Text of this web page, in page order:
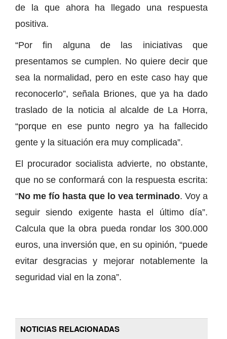
de la que ahora ha llegado una respuesta
positiva.
“Por fin alguna de las iniciativas que
presentamos se cumplen. No quiere decir que
sea la normalidad, pero en este caso hay que
reconocerlo”, señala Briones, que ya ha dado
traslado de la noticia al alcalde de La Horra,
“porque en ese punto negro ya ha fallecido
gente y la situación era muy complicada”.
El procurador socialista advierte, no obstante,
que no se conformará con la respuesta escrita:
“No me fío hasta que lo vea terminado. Voy a
seguir siendo exigente hasta el último día”.
Calcula que la obra pueda rondar los 300.000
euros, una inversión que, en su opinión, “puede
evitar desgracias y mejorar notablemente la
seguridad vial en la zona”.
NOTICIAS RELACIONADAS